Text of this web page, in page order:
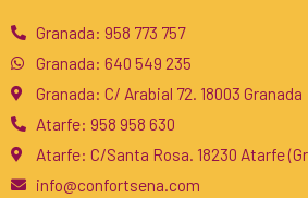
Granada: 958 773 757
Granada: 640 549 235
Granada: C/ Arabial 72. 18003 Granada
Atarfe: 958 958 630
Atarfe: C/Santa Rosa. 18230 Atarfe
info@confortsena.com